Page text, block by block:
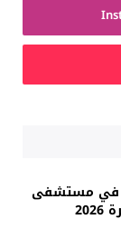
في مستشفى